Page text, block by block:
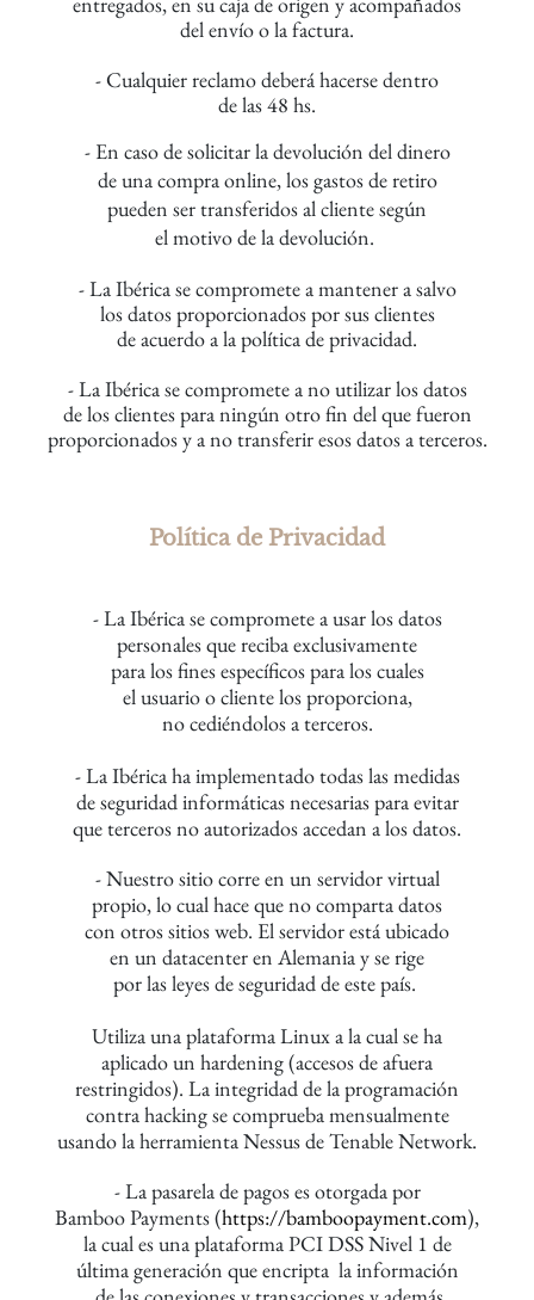
del envío o la factura.
- Cualquier reclamo deberá hacerse dentro
de las 48 hs.
- En caso de solicitar la devolución del dinero
deunacompra online,los gastos de retiro
pueden ser transferidosal cliente según
el motivo de la devolución.
- La Ibérica se compromete a mantener a salvo
los datosproporcionados por sus clientes
de acuerdo a lapolítica de privacidad.
- La Ibérica se compromete a no utilizar los datos
delos clientespara ningún otro fin del que fueron
proporcionados y a no transferir esos datos a terceros.
Política de Privacidad
- La Ibérica se compromete a usar los datos
personales que recibaexclusivamente
para los fines específicos para los cuales
el usuario o cliente los proporciona,
no cediéndolos a terceros.
- La Ibérica ha implementado todas las medidas
de seguridadinformáticasnecesarias para evitar
que terceros no autorizados accedan a los datos.
- Nuestro sitio corre en un servidor virtual
propio, lo cual hacequeno compartadatos
con otros sitios web. El servidor está ubicado
en un datacenteren Alemania y se rige
por las leyes de seguridad de este país.
Utiliza una plataforma Linux a la cual se ha
aplicado un hardening(accesos de afuera
restringidos). La integridad de la programación
contra hacking se comprueba mensualmente
usando la herramienta Nessusde Tenable Network.
- La pasarela de pagos es otorgada por
Bamboo Payments (https://bamboopayment.com),
la cual es una plataforma PCI DSS Nivel 1 de
última generación que encripta la información